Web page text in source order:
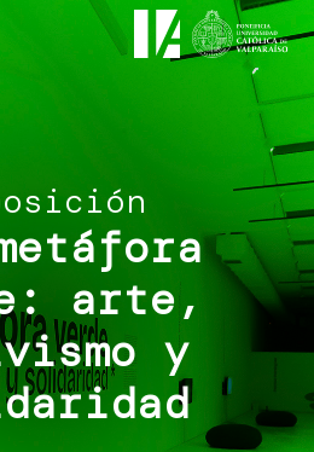
arte,
y